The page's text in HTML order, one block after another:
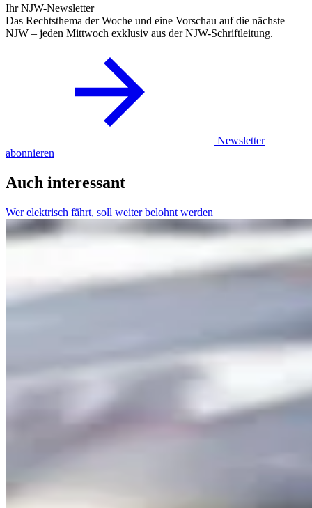
Ihr NJW-Newsletter
Das Rechtsthema der Woche und eine Vorschau auf die nächste
NJW – jeden Mittwoch exklusiv aus der NJW-Schriftleitung.
Newsletter
abonnieren
Auch interessant
Wer elektrisch fährt, soll weiter belohnt werden